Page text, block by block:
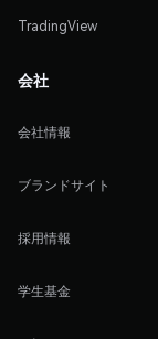
TradingView
会社
会社情報
ブランドサイト
採用情報
学生基金